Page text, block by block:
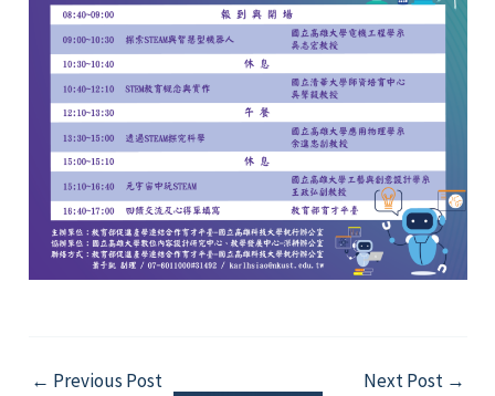
Post
← Previous Post Next Post →